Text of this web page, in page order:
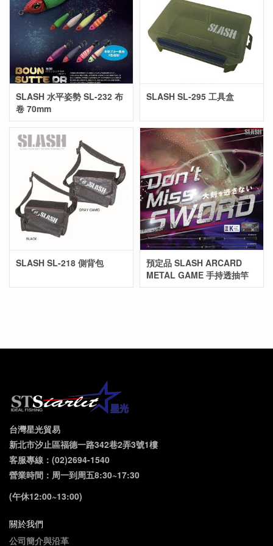
SLASH 水平姿勢 SL-232 布
卷 70mm
SLASH SL-295 工具盒
SLASH SL-218 側背包
預定品 SLASH ARCARD
METAL GAME 手持透抽竿
台灣星光貿易
新北市汐止區福德一路342巷2弄3號1樓
客服專線：(02)2694-1540
營業時間：周一到周五8:30~17:30
(午休12:00~13:00)
關於我們
公司簡介與沿革